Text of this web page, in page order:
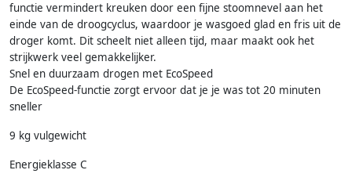
functie vermindert kreuken door een fijne stoomnevel aan het
einde van de droogcyclus, waardoor je wasgoed glad en fris uit de
droger komt. Dit scheelt niet alleen tijd, maar maakt ook het
strijkwerk veel gemakkelijker.
Snel en duurzaam drogen met EcoSpeed
De EcoSpeed-functie zorgt ervoor dat je je was tot 20 minuten
sneller
9 kg vulgewicht
Energieklasse C